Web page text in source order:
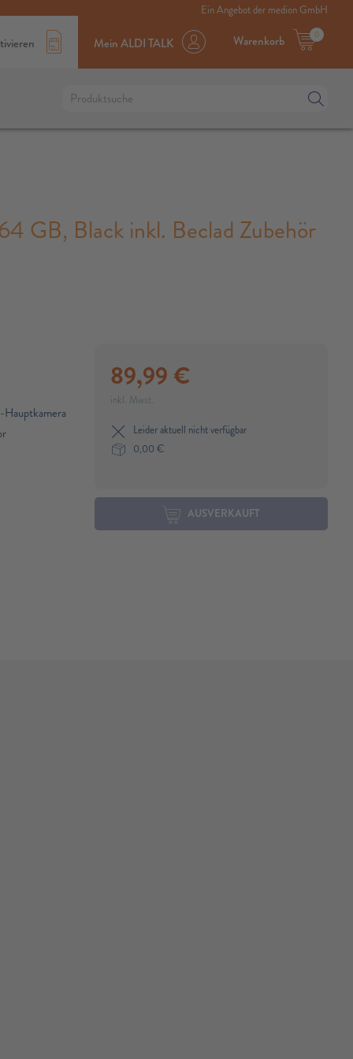
Mein ALDI TALK 0
Warenkorb
Ein Angebot der medion GmbH
GB, Black inkl. Beclad Zubehör
89,99 €
inkl. Mwst.
Leider aktuell nicht verfügbar
0,00 €
AUSVERKAUFT